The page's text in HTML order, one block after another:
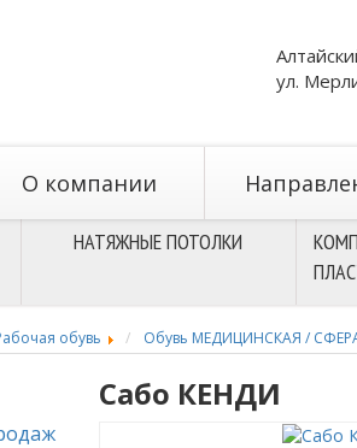
ул.
O компании
НАТЯЖНЫЕ ПОТОЛКИ
обувь Обувь МЕДИЦИНСКАЯ /
Сабо КЕНДИ